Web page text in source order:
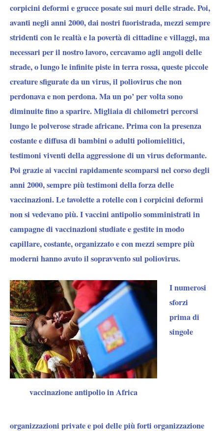
corpicini deformi e grucce posate sui muri delle strade. Poi,
avanti negli anni 2000, dai nostri fuoristrada, mezzi sempre
stridenti con le realtà e la povertà di cittadine e villaggi, ma
necessari per il nostro lavoro, cercavamo agli angoli delle
strade, o lungo le infinite piste in terra rossa, queste piccole
creature sfigurate da un virus, il poliovirus che non
perdonava e non perdona. Ma un po’ per volta sono
diminuite fino a sparire. Migliaia di chilometri percorsi
lungo le polverose strade africane. Prima con la presenza
costante e diffusa di bambini o adulti poliomielitici,
testimoni viventi della aggressione di un virus deformante.
Poi grazie ai vaccini rapidamente scomparsi nel corso degli
anni 2000, sempre più testimoni della forza delle
vaccinazioni. Le tavolette a rotelle con i corpicini deformi
non si vedevano più. I vaccini antipolio somministrati in
campagne di vaccinazioni studiate e gestite in modo
capillare, costante, organizzato e con mezzi sempre più
moderni hanno avuto il sopravvento sul poliovirus.
vaccinazione antipolio in Africa
I numerosi
sforzi
prima di
singole
organizzazioni private e poi delle più forti organizzazione